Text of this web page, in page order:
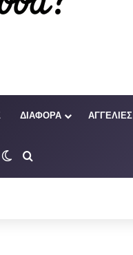
ΔΙΑΦΟΡΑ ΑΓΓΕΛΙΕΣ
Switch skin